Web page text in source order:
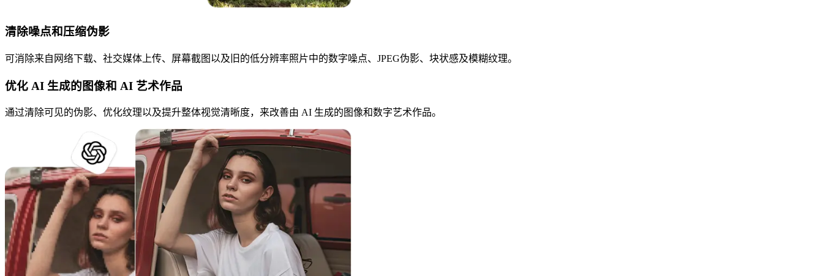
清除噪点和压缩伪影
可消除来自网络下载、社交媒体上传、屏幕截图以及旧的低分辨率照片中的数字噪点、JPEG伪影、块状感及模糊纹理。
优化 AI 生成的图像和 AI 艺术作品
通过清除可见的伪影、优化纹理以及提升整体视觉清晰度，来改善由 AI 生成的图像和数字艺术作品。